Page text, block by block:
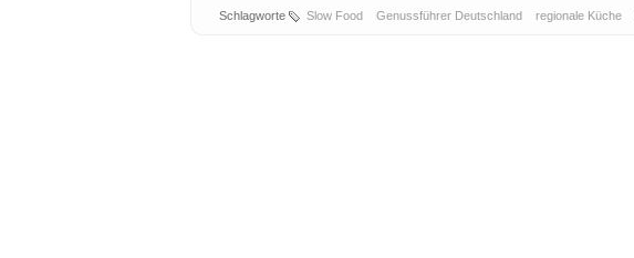
Schlagworte
Slow Food Genussführer Deutschland regionale Küche